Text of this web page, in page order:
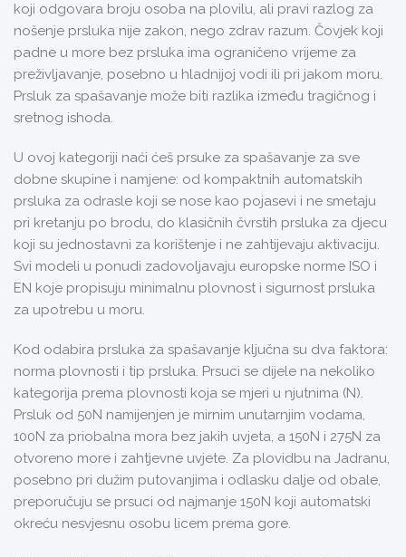
koji odgovara broju osoba na plovilu, ali pravi razlog za
nošenje prsluka nije zakon, nego zdrav razum. Čovjek koji
padne u more bez prsluka ima ograničeno vrijeme za
preživljavanje, posebno u hladnijoj vodi ili pri jakom moru.
Prsluk za spašavanje može biti razlika između tragičnog i
sretnog ishoda.
U ovoj kategoriji naći ćeš prsuke za spašavanje za sve
dobne skupine i namjene: od kompaktnih automatskih
prsluka za odrasle koji se nose kao pojasevi i ne smetaju
pri kretanju po brodu, do klasičnih čvrstih prsluka za djecu
koji su jednostavni za korištenje i ne zahtijevaju aktivaciju.
Svi modeli u ponudi zadovoljavaju europske norme ISO i
EN koje propisuju minimalnu plovnost i sigurnost prsluka
za upotrebu u moru.
Kod odabira prsluka za spašavanje ključna su dva faktora:
norma plovnosti i tip prsluka. Prsuci se dijele na nekoliko
kategorija prema plovnosti koja se mjeri u njutnima (N).
Prsluk od 50N namijenjen je mirnim unutarnjim vodama,
100N za priobalna mora bez jakih uvjeta, a 150N i 275N za
otvoreno more i zahtjevne uvjete. Za plovidbu na Jadranu,
posebno pri dužim putovanjima i odlasku dalje od obale,
preporučuju se prsuci od najmanje 150N koji automatski
okreću nesvjesnu osobu licem prema gore.